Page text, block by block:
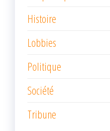
Histoire
Lobbies
Politique
Société
Tribune